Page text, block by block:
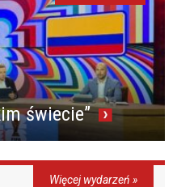
świecie”
Więcej wydarzeń »